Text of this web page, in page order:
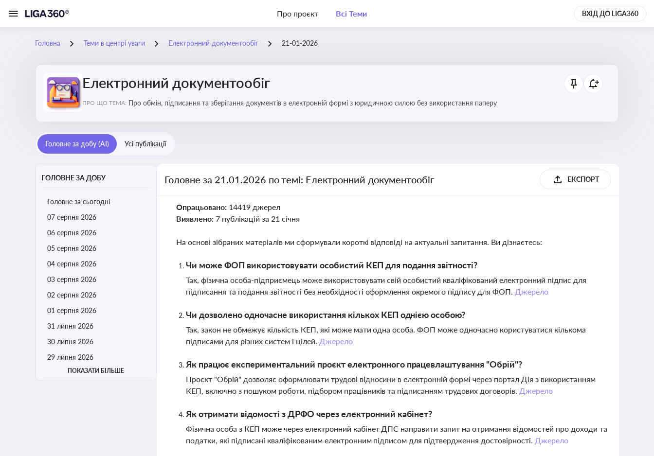
Про проєкт Всі Теми ВХІД ДО LIGA360
Головна Теми в центрі уваги Електронний документообіг 21-01-2026
Електронний документообіг
ПРО ЩО ТЕМА: Про обмін, підписання та зберігання документів в електронній формі з юридичною силою без використання паперу
Головне за добу (AI) Усі публікації
ГОЛОВНЕ ЗА ДОБУ
Головне за сьогодні
07 серпня 2026
06 серпня 2026
05 серпня 2026
04 серпня 2026
03 серпня 2026
02 серпня 2026
01 серпня 2026
31 липня 2026
30 липня 2026
29 липня 2026
ПОКАЗАТИ БІЛЬШЕ
Головне за 21.01.2026 по темі: Електронний документообіг ЕКСПОРТ
Опрацьовано: 14419 джерел
Виявлено: 7 публікацій за 21 січня
На основі зібраних матеріалів ми сформували короткі відповіді на актуальні запитання. Ви дізнаєтесь:
Чи може ФОП використовувати особистий КЕП для подання звітності?
Так, фізична особа-підприємець може використовувати свій особистий кваліфікований електронний підпис для
підписання та подання звітності без необхідності оформлення окремого підпису для ФОП. Джерело
Чи дозволено одночасне використання кількох КЕП однією особою?
Так, закон не обмежує кількість КЕП, які може мати одна особа. ФОП може одночасно користуватися кількома
підписами для різних систем і цілей. Джерело
Як працює експериментальний проєкт електронного працевлаштування "Обрій"?
Проєкт "Обрій" дозволяє оформлювати трудові відносини в електронній формі через портал Дія з використанням
КЕП, включно з пошуком роботи, підбором працівників та підписанням трудових договорів. Джерело
Як отримати відомості з ДРФО через електронний кабінет?
Фізична особа з КЕП може через електронний кабінет ДПС направити запит на отримання відомостей про доходи та
податки, які підписані кваліфікованим електронним підписом для підтвердження достовірності. Джерело